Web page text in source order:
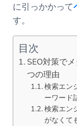
に引っかかって
す。
目次
SEO対策で
つの理由
検索エン
ーワード
検索エン
がなくて